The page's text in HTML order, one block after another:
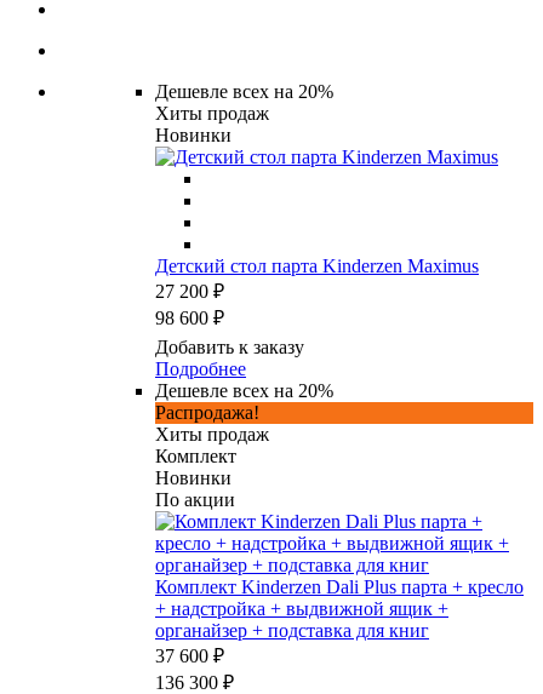
Дешевле всех на 20%
Хиты продаж
Новинки
Детский стол парта Kinderzen Maximus
27 200 ₽
98 600 ₽
Добавить к заказу
Подробнее
Дешевле всех на 20%
Распродажа!
Хиты продаж
Комплект
Новинки
По акции
Комплект Kinderzen Dali Plus парта + кресло
+ надстройка + выдвижной ящик +
органайзер + подставка для книг
37 600 ₽
136 300 ₽